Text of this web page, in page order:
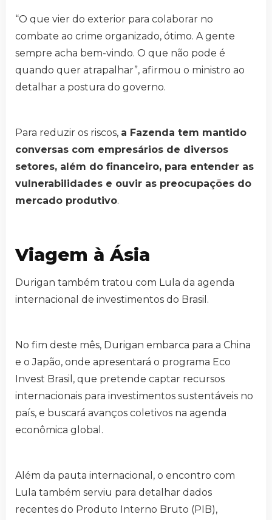
“O que vier do exterior para colaborar no
combate ao crime organizado, ótimo. A gente
sempre acha bem-vindo. O que não pode é
quando quer atrapalhar”, afirmou o ministro ao
detalhar a postura do governo.
Para reduzir os riscos, a Fazenda tem mantido
conversas com empresários de diversos
setores, além do financeiro, para entender as
vulnerabilidades e ouvir as preocupações do
mercado produtivo.
Viagem à Ásia
Durigan também tratou com Lula da agenda
internacional de investimentos do Brasil.
No fim deste mês, Durigan embarca para a China
e o Japão, onde apresentará o programa Eco
Invest Brasil, que pretende captar recursos
internacionais para investimentos sustentáveis no
país, e buscará avanços coletivos na agenda
econômica global.
Além da pauta internacional, o encontro com
Lula também serviu para detalhar dados
recentes do Produto Interno Bruto (PIB),